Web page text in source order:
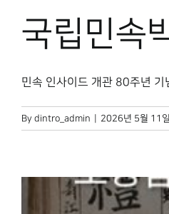
국립민속
민속 인사이드 개관 80주년 기
By dintro_admin 2026년 5월 11일